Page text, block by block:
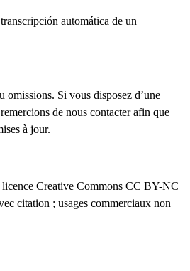
automática de un
omissions. Si vous disposez d’une
de nous contacter afin que
à jour.
licence Creative Commons CC BY-NC
citation ; usages commerciaux non